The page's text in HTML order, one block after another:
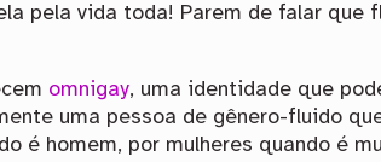
pela vida toda! Parem de falar que
omnigay, uma identidade que
uma pessoa de gênero-fluido
é homem, por mulheres quando é